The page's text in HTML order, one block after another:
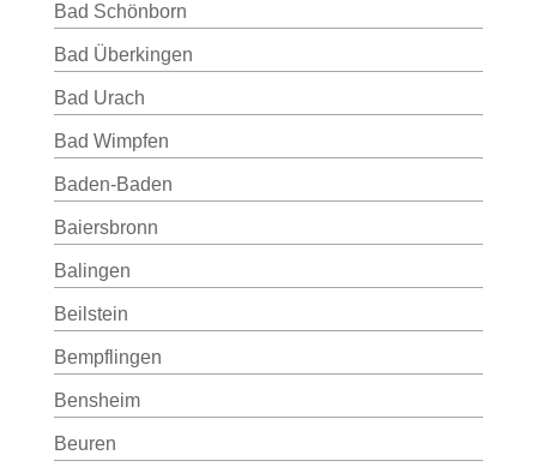
Bad Schönborn
Bad Überkingen
Bad Urach
Bad Wimpfen
Baden-Baden
Baiersbronn
Balingen
Beilstein
Bempflingen
Bensheim
Beuren